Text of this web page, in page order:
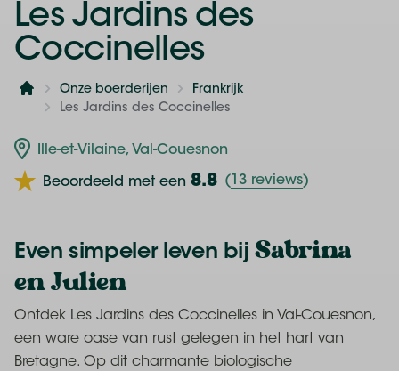
Les Jardins des
Coccinelles
Home
Onze boerderijen
Frankrijk
Les Jardins des Coccinelles
Ille-et-Vilaine, Val-Couesnon
Beoordeeld met een 8.8 ( 13 reviews)
Even simpeler leven bijSabrina
en Julien
Ontdek Les Jardins des Coccinelles in Val-Couesnon,
een ware oase van rust gelegen in het hart van
Bretagne. Op dit charmante biologische